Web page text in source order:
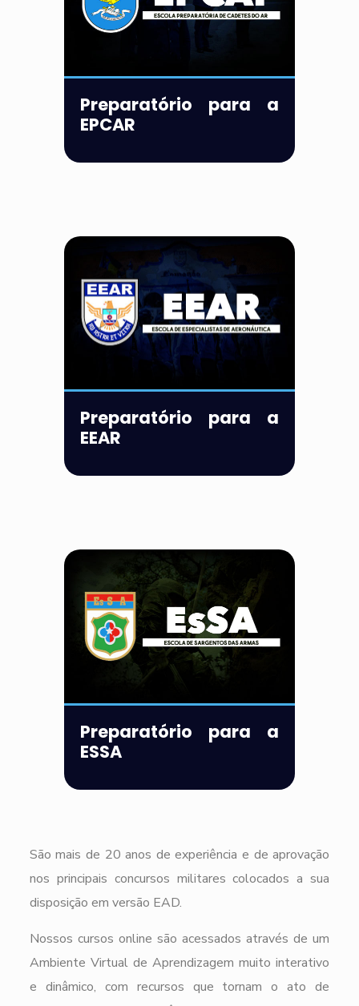
Preparatório para a
EPCAR
Preparatório para a
EEAR
Preparatório para a
ESSA
São mais de 20 anos de experiência e de aprovação
nos principais concursos militares colocados a sua
disposição em versão EAD.
Nossos cursos online são acessados através de um
Ambiente Virtual de Aprendizagem muito interativo
e dinâmico, com recursos que tornam o ato de